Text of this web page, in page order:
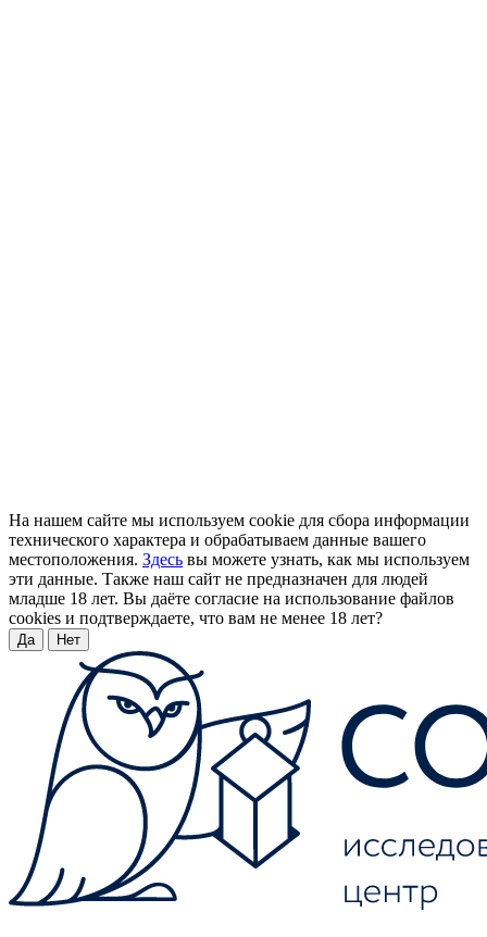
На нашем сайте мы используем cookie для сбора информации
технического характера и обрабатываем данные вашего
местоположения. Здесь вы можете узнать, как мы используем
эти данные. Также наш сайт не предназначен для людей
младше 18 лет. Вы даёте согласие на использование файлов
cookies и подтверждаете, что вам не менее 18 лет?
Да Нет